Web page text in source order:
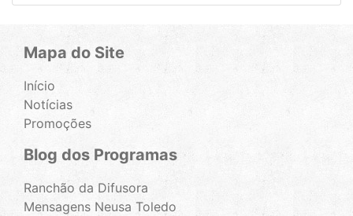
Mapa do Site
Início
Notícias
Promoções
Blog dos Programas
Ranchão da Difusora
Mensagens Neusa Toledo